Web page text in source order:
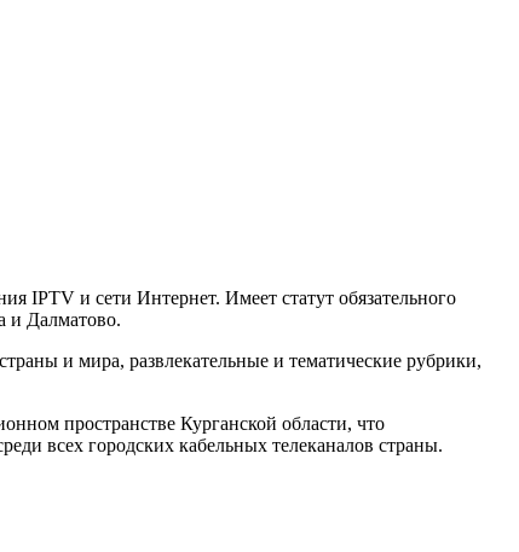
IPTV и сети Интернет. Имеет статут обязательного
и Далматово.
и мира, развлекательные и тематические рубрики,
пространстве Курганской области, что
всех городских кабельных телеканалов страны.